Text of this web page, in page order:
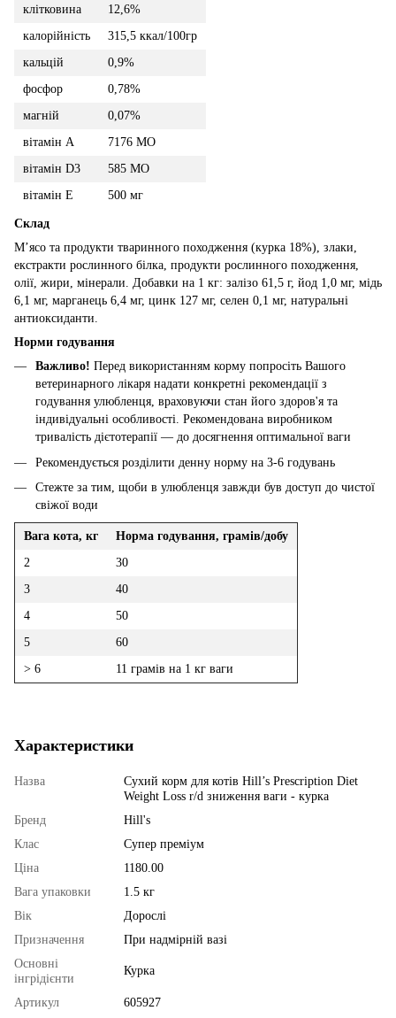
клітковина
12,6%
калорійність
315,5 ккал/100гр
кальцій
0,9%
фосфор
0,78%
магній
0,07%
вітамін А
7176 МО
вітамін D3
585 МО
вітамін E
500 мг
Склад
М’ясо та продукти тваринного походження (курка 18%), злаки,
екстракти рослинного білка, продукти рослинного походження,
олії, жири, мінерали. Добавки на 1 кг: залізо 61,5 г, йод 1,0 мг, мідь
6,1 мг, марганець 6,4 мг, цинк 127 мг, селен 0,1 мг, натуральні
антиоксиданти.
Норми годування
Важливо! Перед використанням корму попросіть Вашого
ветеринарного лікаря надати конкретні рекомендації з
годування улюбленця, враховуючи стан його здоров'я та
індивідуальні особливості. Рекомендована виробником
тривалість дієтотерапії — до досягнення оптимальної ваги
Рекомендується розділити денну норму на 3-6 годувань
Стежте за тим, щоби в улюбленця завжди був доступ до чистої
свіжої води
Вага кота, кг
Норма годування, грамів/добу
2
30
3
40
4
50
5
60
> 6
11 грамів на 1 кг ваги
Характеристики
Назва
Сухий корм для котів Hill’s Prescription Diet
Weight Loss r/d зниження ваги - курка
Бренд
Hill's
Клас
Супер преміум
Ціна
1180.00
Вага упаковки
1.5 кг
Вік
Дорослі
Призначення
При надмірній вазі
Основні
інгрідієнти
Курка
Артикул
605927